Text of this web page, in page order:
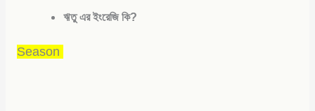
ঋতু এর ইংরেজি কি?
Season